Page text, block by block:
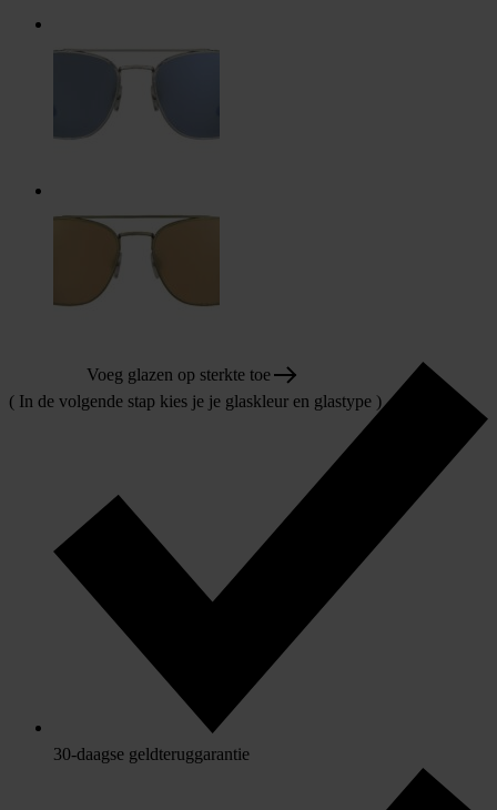
Voeg glazen op sterkte toe
( In de volgende stap kies je je glaskleur en glastype )
30-daagse geldteruggarantie